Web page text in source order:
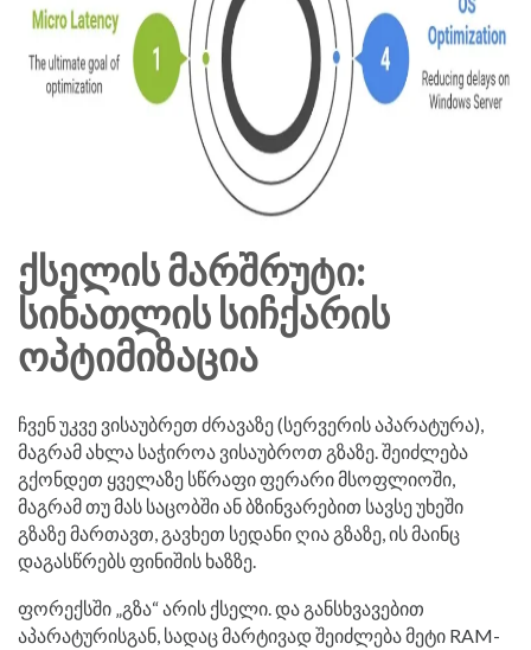
ᲥᲡᲔᲚᲘᲡ ᲛᲐᲠᲨᲠᲣᲢᲘ:
ᲡᲘᲜᲐᲗᲚᲘᲡ ᲡᲘᲩᲥᲐᲠᲘᲡ
ᲝᲞᲢᲘᲛᲘᲖᲐᲪᲘᲐ
ჩვენ უკვე ვისაუბრეთ ძრავაზე (სერვერის აპარატურა),
მაგრამ ახლა საჭიროა ვისაუბროთ გზაზე. შეიძლება
გქონდეთ ყველაზე სწრაფი ფერარი მსოფლიოში,
მაგრამ თუ მას საცობში ან ბზინვარებით სავსე უხეში
გზაზე მართავთ, გავხეთ სედანი ღია გზაზე, ის მაინც
დაგასწრებს ფინიშის ხაზზე.
ფორექსში „გზა“ არის ქსელი. და განსხვავებით
აპარატურისგან, სადაც მარტივად შეიძლება მეტი RAM-